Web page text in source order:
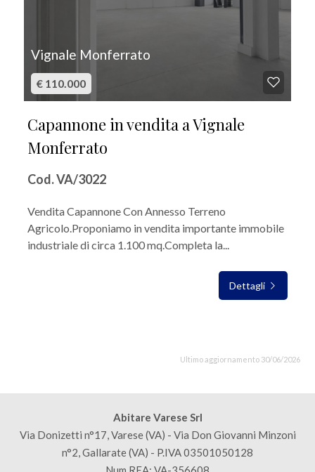
Vignale Monferrato
€ 110.000
Capannone in vendita a Vignale
Monferrato
Cod. VA/3022
Vendita Capannone Con Annesso Terreno
Agricolo.Proponiamo in vendita importante immobile
industriale di circa 1.100 mq.Completa la...
Dettagli
Ultimo aggiornamento 30/06/2026
Abitare Varese Srl
Via Donizetti n°17, Varese (VA) - Via Don Giovanni Minzoni
n°2, Gallarate (VA) - P.IVA 03501050128